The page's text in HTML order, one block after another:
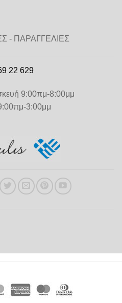
- ΠΑΡΑΓΓΕΛΙΕΣ
22 629
9:00πμ-8:00μμ
3:00μμ